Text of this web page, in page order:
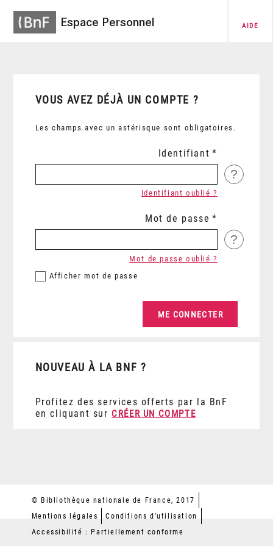
Espace Personnel AIDE
VOUS AVEZ DÉJÀ UN COMPTE ?
Les champs avec un astérisque sont obligatoires.
Identifiant
?
Identifiant oublié ?
Mot de passe
?
Afficher mot de passe
Mot de passe oublié ?
NOUVEAU À LA BNF ?
Profitez des services offerts par la BnF
en cliquant sur CRÉER UN COMPTE
© Bibliothèque nationale de France, 2017
Mentions légales
Conditions d'utilisation
Accessibilité : Partiellement conforme